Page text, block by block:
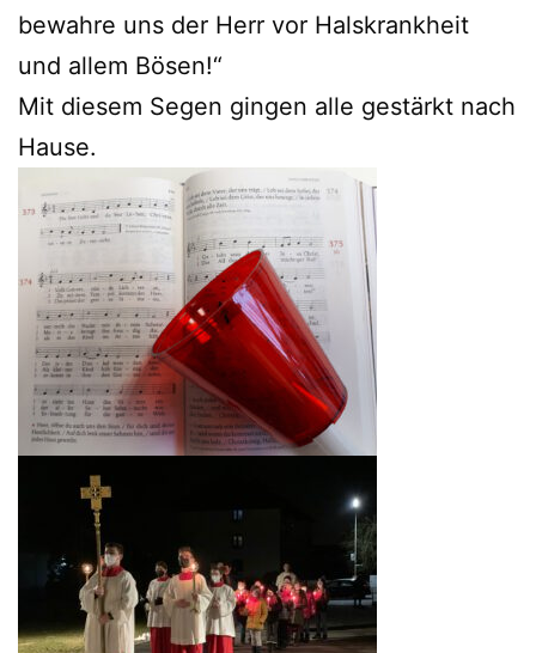
bewahre uns der Herr vor Halskrankheit
und allem Bösen!“
Mit diesem Segen gingen alle gestärkt nach
Hause.